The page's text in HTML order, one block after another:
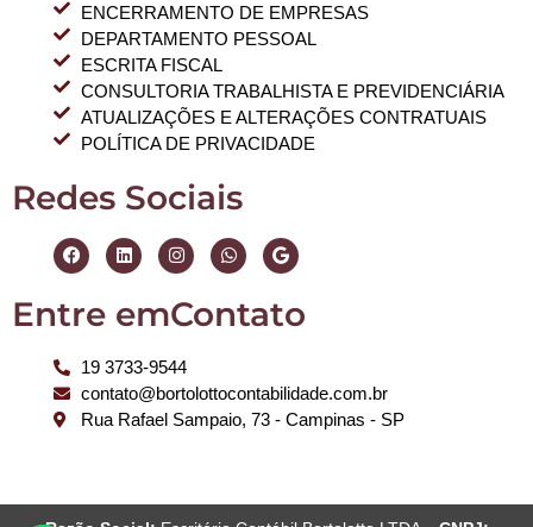
ENCERRAMENTO DE EMPRESAS
DEPARTAMENTO PESSOAL
ESCRITA FISCAL
CONSULTORIA TRABALHISTA E PREVIDENCIÁRIA
ATUALIZAÇÕES E ALTERAÇÕES CONTRATUAIS
POLÍTICA DE PRIVACIDADE
Redes Sociais
Entre emContato
19 3733-9544
contato@bortolottocontabilidade.com.br
Rua Rafael Sampaio, 73 - Campinas - SP